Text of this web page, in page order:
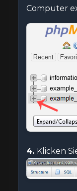
Computer
4. Klicken